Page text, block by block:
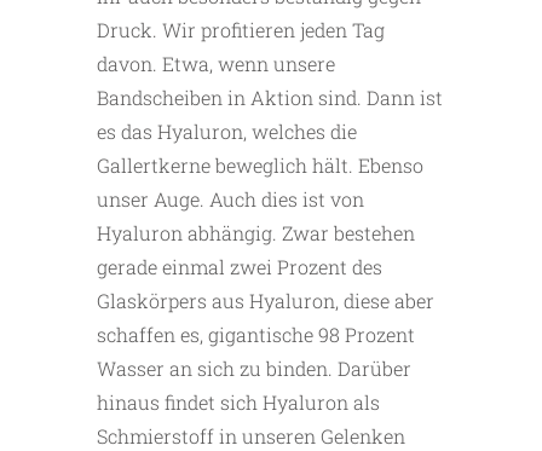
Druck. Wir profitieren jeden Tag
davon. Etwa, wenn unsere
Bandscheiben in Aktion sind. Dann ist
es das Hyaluron, welches die
Gallertkerne beweglich hält. Ebenso
unser Auge. Auch dies ist von
Hyaluron abhängig. Zwar bestehen
gerade einmal zwei Prozent des
Glaskörpers aus Hyaluron, diese aber
schaffen es, gigantische 98 Prozent
Wasser an sich zu binden. Darüber
hinaus findet sich Hyaluron als
Schmierstoff in unseren Gelenken